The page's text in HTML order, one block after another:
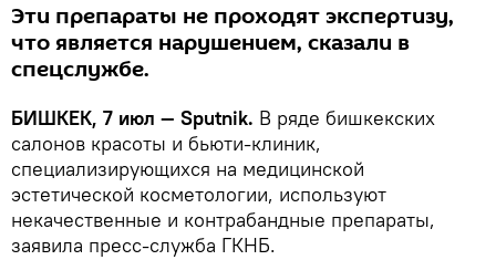
Эти препараты не проходят экспертизу,
что является нарушением, сказали в
спецслужбе.
БИШКЕК, 7 июл — Sputnik. В ряде бишкекских
салонов красоты и бьюти-клиник,
специализирующихся на медицинской
эстетической косметологии, используют
некачественные и контрабандные препараты,
заявила пресс-служба ГКНБ.